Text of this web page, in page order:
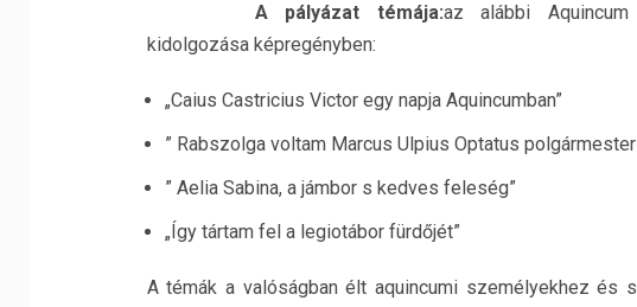
A pályázat témája:az alábbi
kidolgozása képregényben:
„Caius Castricius Victor egy napja Aquincumban”
” Rabszolga voltam Marcus Ulpius Optatus polgármester
” Aelia Sabina, a jámbor s kedves feleség”
„Így tártam fel a legiotábor fürdőjét”
A témák a valóságban élt aquincumi személyekhez és